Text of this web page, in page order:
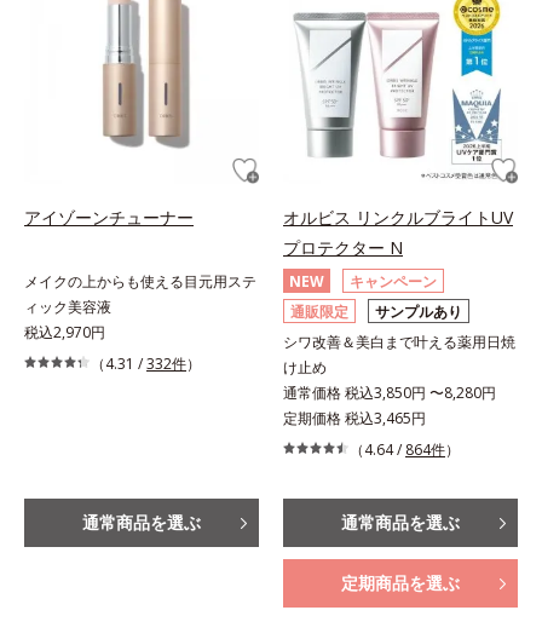
アイゾーンチューナー
メイクの上からも使える目元用ステ
ィック美容液
税込2,970円
（4.31 /332件）
通常商品を選ぶ
オルビス リンクルブライトUV
プロテクター N
NEW
キャンペーン
通販限定
サンプルあり
シワ改善＆美白まで叶える薬用日焼
け止め
通常価格 税込3,850円 〜8,280円
定期価格 税込3,465円
（4.64 / 864件）
通常商品を選ぶ
定期商品を選ぶ